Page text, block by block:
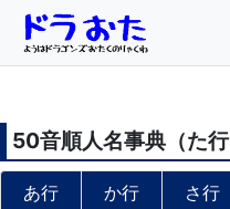
50音順人名事典（た行
あ行 か行 さ行